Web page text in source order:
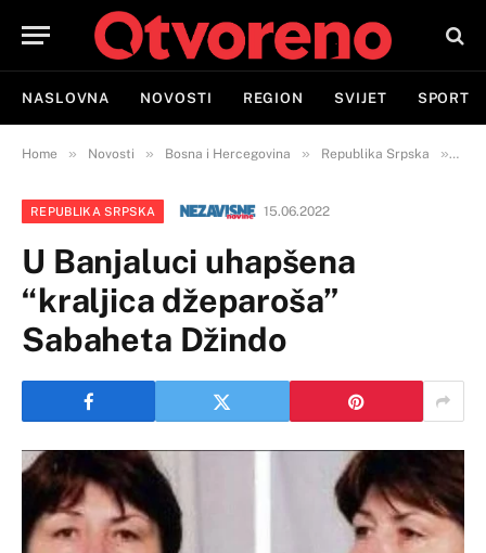
NASLOVNA NOVOSTI REGION SVIJET SPORT
Home » Novosti » Bosna i Hercegovina » Republika Srpska »
REPUBLIKA SRPSKA 15.06.2022
U Banjaluci uhapšena
“kraljica džeparoša”
Sabaheta Džindo